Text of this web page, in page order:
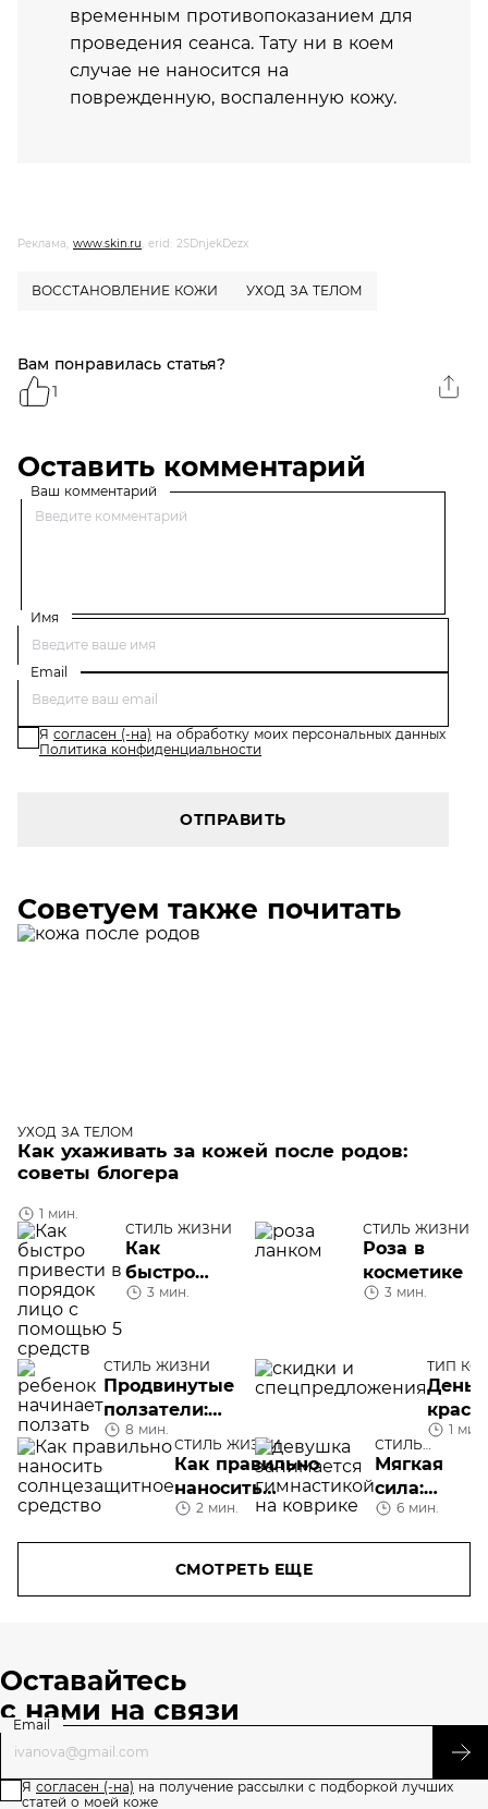
временным противопоказанием для
проведения сеанса. Тату ни в коем
случае не наносится на
поврежденную, воспаленную кожу.
Реклама, www.skin.ru, erid: 2SDnjekDezx
ВОССТАНОВЛЕНИЕ КОЖИ УХОД ЗА ТЕЛОМ
Вам понравилась статья?
1
Оставить комментарий
Ваш комментарий
Имя
Email
Я согласен (-на) на обработку моих персональных данных
Политика конфиденциальности
ОТПРАВИТЬ
Советуем также почитать
УХОД ЗА ТЕЛОМ
Как ухаживать за кожей после родов:
советы блогера
1 мин.
СТИЛЬ ЖИЗНИ
Как
быстро
привести в
помощью
5 средств
3 мин.
СТИЛЬ ЖИЗНИ
Роза в
косметике
3 мин.
СТИЛЬ ЖИЗНИ
Продвинутые
ползатели:
когда
ребенок
начинает
ползать и
8 мин.
ТИП
День
для
1 мин.
СТИЛЬ ЖИЗНИ
Как правильно
наносить
солнцезащитное
2 мин.
СТИЛЬ
ЖИЗНИ
Мягкая
сила:
кому
6 мин.
СМОТРЕТЬ ЕЩЕ
Оставайтесь
с нами на связи
Email
Я согласен (-на) на получение рассылки с подборкой лучших
статей о моей коже